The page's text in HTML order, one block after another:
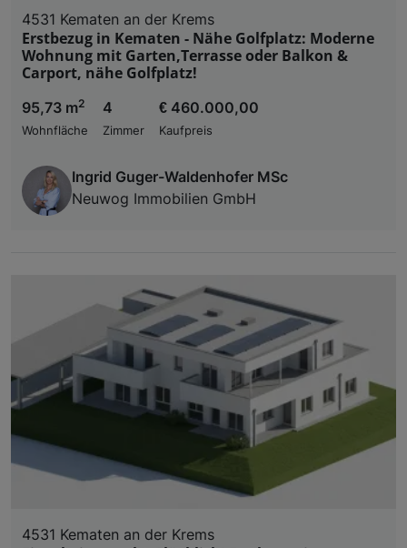
4531 Kematen an der Krems
Erstbezug in Kematen - Nähe Golfplatz: Moderne
Wohnung mit Garten,Terrasse oder Balkon &
Carport, nähe Golfplatz!
95,73 m2
Wohnfläche
4
Zimmer
€ 460.000,00
Kaufpreis
Ingrid Guger-Waldenhofer MSc
Neuwog Immobilien GmbH
4531 Kematen an der Krems